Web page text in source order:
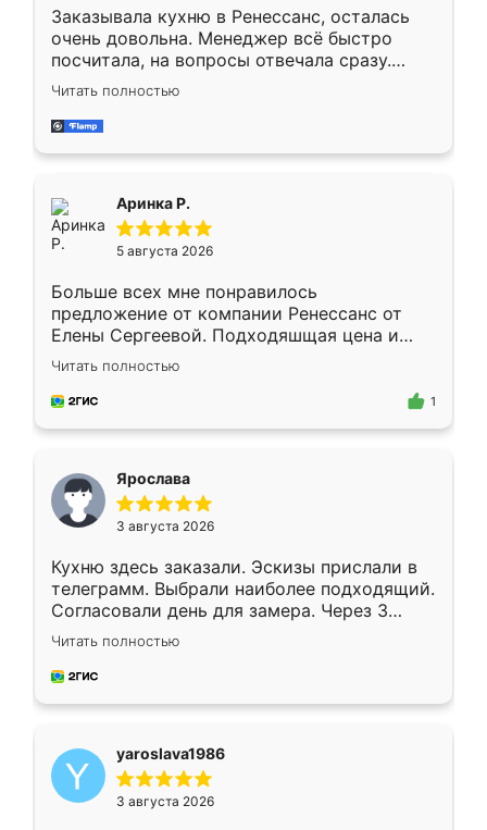
Заказывала кухню в Ренессанс, осталась
очень довольна. Менеджер всё быстро
посчитала, на вопросы отвечала сразу.
Замерщик приехал в субботу, подошёл к
делу со всей ответственностью. Собрали
за день, ребята работали аккуратно, даже
Читать полностью
Аринка Р.
5 августа 2026
Больше всех мне понравилось
предложение от компании Ренессанс от
Елены Сергеевой. Подходяшщая цена и
короткие сроки изготовления. Приехавший
для замера сотрудник Владислав
предложил по моему эскизу самый
Читать полностью
1
Ярослава
3 августа 2026
Кухню здесь заказали. Эскизы прислали в
телеграмм. Выбрали наиболее подходящий.
Согласовали день для замера. Через 3
недели кухня была уже готова. Остались
довольны работой. Спасибо Ренессанс
мебель за качественную работу!
Читать полностью
yaroslava1986
3 августа 2026